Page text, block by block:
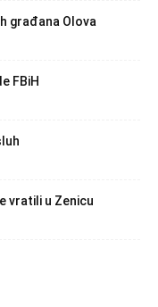
građana Olova
FBiH
vratili u Zenicu